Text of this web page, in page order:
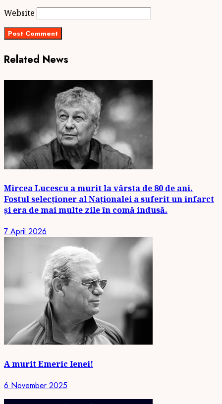
Website
Related News
Mircea Lucescu a murit la vârsta de 80 de ani.
Fostul selecționer al Naționalei a suferit un infarct
și era de mai multe zile în comă indusă.
7 April 2026
A murit Emeric Ienei!
6 November 2025